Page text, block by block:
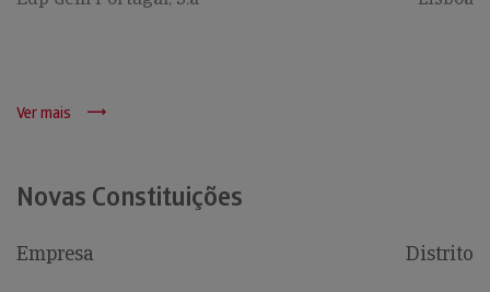
Ver mais
Novas Constituições
Empresa Distrito